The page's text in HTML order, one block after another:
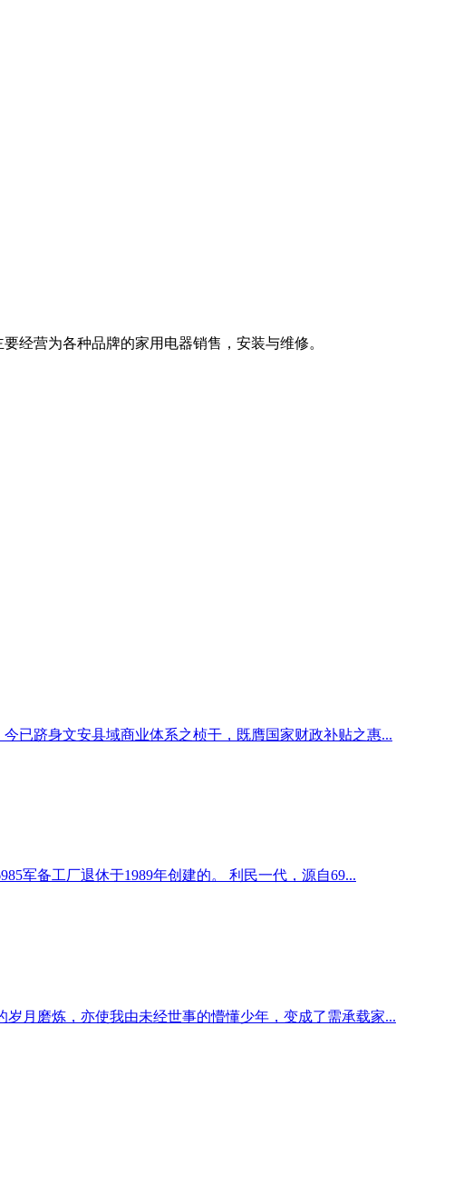
经营为各种品牌的家用电器销售，安装与维修。
已跻身文安县域商业体系之桢干，既膺国家财政补贴之惠...
军备工厂退休于1989年创建的。 利民一代，源自69...
月磨炼，亦使我由未经世事的懵懂少年，变成了需承载家...